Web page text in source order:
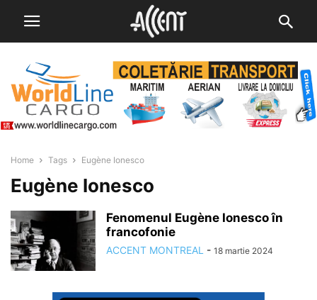
Home Tags Eugène Ionesco
Eugène Ionesco
Fenomenul Eugène Ionesco în
francofonie
ACCENT MONTREAL - 18 martie 2024